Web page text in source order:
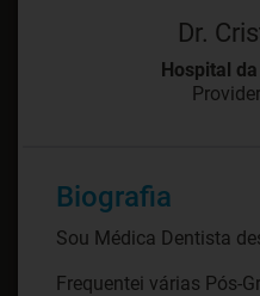
Dr.
Hospital
Biografia
Sou Médica Dentista
Frequentei várias Pós-